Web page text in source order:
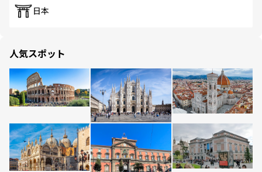
日本
人気スポット